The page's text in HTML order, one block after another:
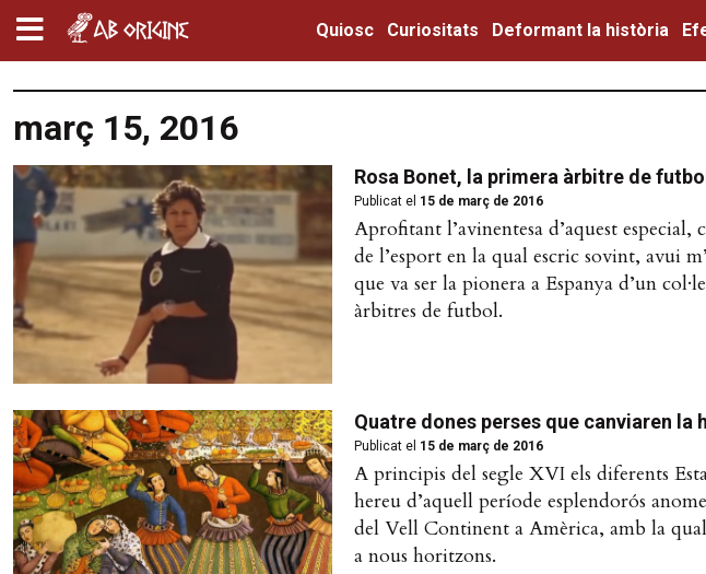
Quiosc Curiositats Deformant la història
març 15, 2016
Rosa Bonet, la primera àrbitre de
Publicat el 15 de març de 2016
Aprofitant l’avinentesa d’aquest
de l’esport en la qual escric sovint, avui
que va ser la pionera a Espanya d’un
àrbitres de futbol.
Quatre dones perses que canviaren la
Publicat el 15 de març de 2016
A principis del segle XVI els diferents
hereu d’aquell període esplendorós
del Vell Continent a Amèrica, amb la
a nous horitzons.